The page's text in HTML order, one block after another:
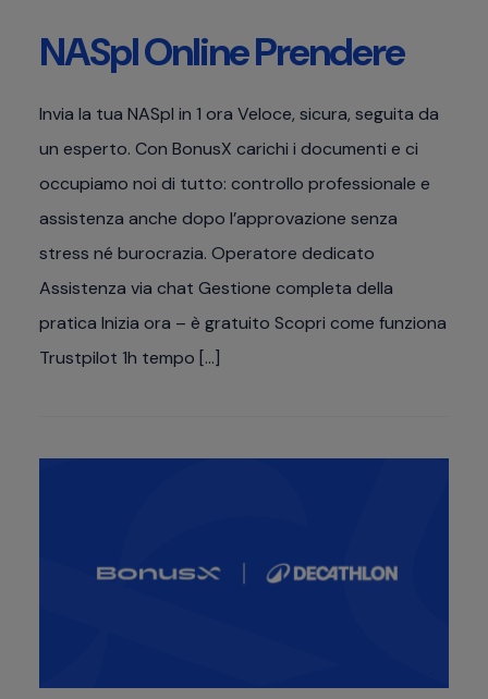
NASpI Online Prendere
Invia la tua NASpI in 1 ora Veloce, sicura, seguita da
un esperto. Con BonusX carichi i documenti e ci
occupiamo noi di tutto: controllo professionale e
assistenza anche dopo l’approvazione senza
stress né burocrazia. Operatore dedicato
Assistenza via chat Gestione completa della
pratica Inizia ora – è gratuito Scopri come funziona
Trustpilot 1h tempo […]